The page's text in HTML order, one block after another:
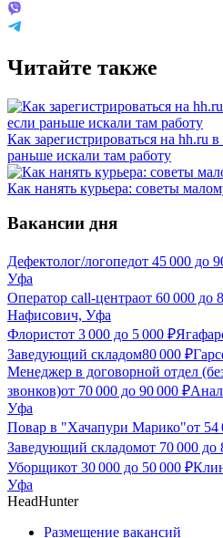
Читайте также
Как зарегистрироваться на hh.ru в
раньше искали там работу
Как нанять курьера: советы
Вакансии дня
Дефектолог/логопедот 45 000 до
Уфа
Оператор call-центраот 60 000 до
Нафисович, Уфа
Флористот 3 000 до 5 000 ₽
Заведующий складом80 000 ₽
Менеджер в договорной отдел
звонков)от 70 000 до 90 000 ₽
Уфа
Повар в "Хачапури Марико"от 54
Заведующий складомот 70 000 до
Уборщикот 30 000 до 50 000 ₽
Уфа
HeadHunter
Размещение вакансий